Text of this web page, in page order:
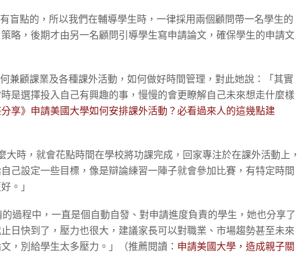
盲點的，所以我們在輔導學生時，一律採用兩個顧問帶一名學生的
略，後期才由另一名顧問引導學生寫申請論文，確保學生的申請文
兼顧課業及各種課外活動，如何做好時間管理，對此她說：「其實
是選擇投入自己有興趣的事，慢慢的會更瞭解自己未來想走什麼樣
享》申請美國大學如何安排課外活動？必看過來人的這幾點建
時，就會花點時間在學校將功課完成，回家專注於在課外活動上，
己設定一些目標，像是辯論練習一陣子就會參加比賽，有特定時間
。」
過程中，一直是個自動自發、對申請進度負責的學生，她也分享了
日快到了，壓力也很大，建議家長可以對職業、市場趨勢甚至未來
，別給學生太多壓力。」（推薦閱讀： 申請美國大學，造成親子關